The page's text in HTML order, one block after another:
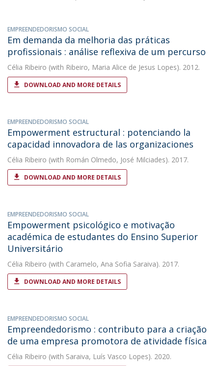
EMPREENDEDORISMO SOCIAL
Em demanda da melhoria das práticas
profissionais : análise reflexiva de um percurso
Célia Ribeiro (with Ribeiro, Maria Alice de Jesus Lopes). 2012.
DOWNLOAD AND MORE DETAILS
EMPREENDEDORISMO SOCIAL
Empowerment estructural : potenciando la
capacidad innovadora de las organizaciones
Célia Ribeiro (with Román Olmedo, José Milciades). 2017.
DOWNLOAD AND MORE DETAILS
EMPREENDEDORISMO SOCIAL
Empowerment psicológico e motivação
académica de estudantes do Ensino Superior
Universitário
Célia Ribeiro (with Caramelo, Ana Sofia Saraiva). 2017.
DOWNLOAD AND MORE DETAILS
EMPREENDEDORISMO SOCIAL
Empreendedorismo : contributo para a criação
de uma empresa promotora de atividade física
Célia Ribeiro (with Saraiva, Luís Vasco Lopes). 2020.